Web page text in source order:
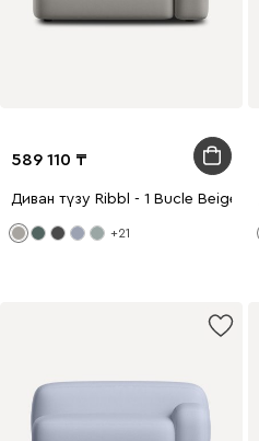
589 110
Диван түзу Ribbl - 1 Bucle Beige
+21